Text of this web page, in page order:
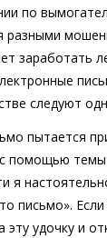
по
разными
заработать
следуют
пытается
помощью
я
письмо».
эту удочку и